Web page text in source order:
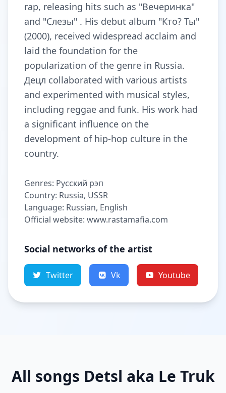
rap, releasing hits such as "Вечеринка"
and "Слезы" . His debut album "Кто? Ты"
(2000), received widespread acclaim and
laid the foundation for the
popularization of the genre in Russia.
Децл collaborated with various artists
and experimented with musical styles,
including reggae and funk. His work had
a significant influence on the
development of hip-hop culture in the
country.
Genres: Русский рэп
Country: Russia, USSR
Language: Russian, English
Official website: www.rastamafia.com
Social networks of the artist
Twitter Vk Youtube
All songs Detsl aka Le Truk